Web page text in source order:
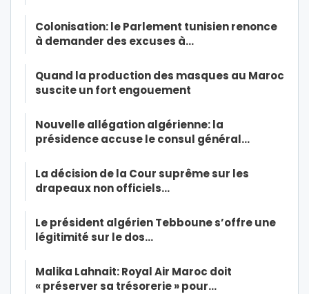
Colonisation: le Parlement tunisien renonce
à demander des excuses à…
Quand la production des masques au Maroc
suscite un fort engouement
Nouvelle allégation algérienne: la
présidence accuse le consul général…
La décision de la Cour suprême sur les
drapeaux non officiels…
Le président algérien Tebboune s’offre une
légitimité sur le dos…
Malika Lahnait: Royal Air Maroc doit
« préserver sa trésorerie » pour…